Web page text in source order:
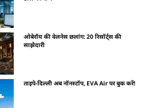
ओबेरॉय की वेलनेस छलांग: 20 रिसॉर्ट्स की
साझेदारी
ताइपे-दिल्ली अब नॉनस्टॉप, EVA Air पर बुक करें!